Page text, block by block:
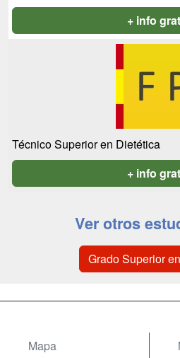
+ info
Técnico Superior en Dietética
+ info
Ver otros
Grado Superior
Mapa